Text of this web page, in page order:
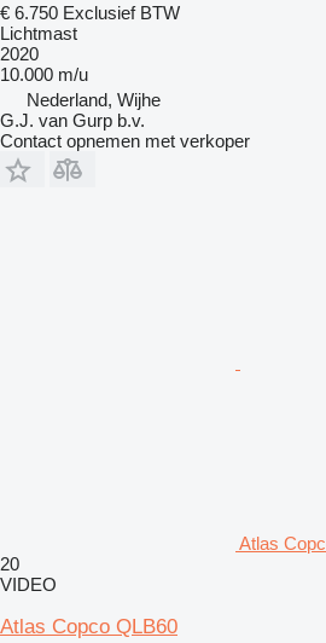
€ 6.750 Exclusief BTW
Lichtmast
2020
10.000 m/u
Nederland, Wijhe
G.J. van Gurp b.v.
Contact opnemen met verkoper
Atlas
20
VIDEO
Atlas Copco QLB60